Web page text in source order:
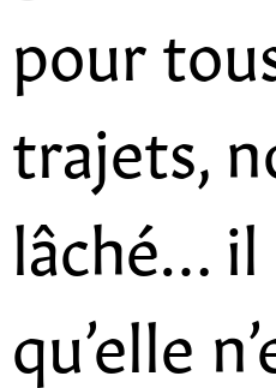
pour
trajets,
lâché…
qu’elle